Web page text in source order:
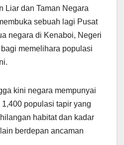
Liar dan Taman Negara
sebuah lagi Pusat
negara di Kenaboi, Negeri
memelihara populasi
kini negara mempunyai
populasi tapir yang
habitat dan kadar
berdepan ancaman